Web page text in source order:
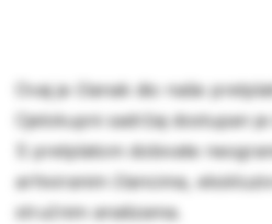
Ovaj je članak dio naše
Cjelokupni sadržaj dostupan
S pretplatom dobivate
arhiviranim člancima,
stručnim analizama.